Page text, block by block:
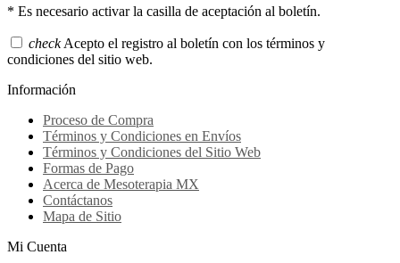
* Es necesario activar la casilla de aceptación al boletín.
check Acepto el registro al boletín con los términos y
condiciones del sitio web.
Información
Proceso de Compra
Términos y Condiciones en Envíos
Términos y Condiciones del Sitio Web
Formas de Pago
Acerca de Mesoterapia MX
Contáctanos
Mapa de Sitio
Mi Cuenta